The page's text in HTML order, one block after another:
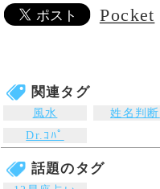
Pocket
オススメ占いサイト
【電話占い】電話とメール
鑑定のウラナ